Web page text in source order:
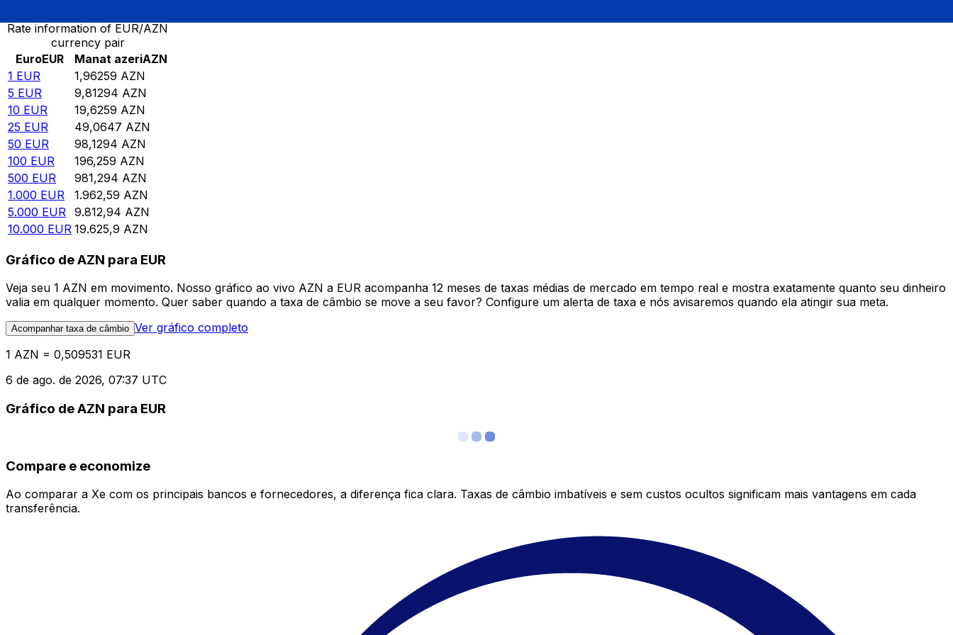
Rate information of EUR/AZN
currency pair
EuroEUR Manat azeriAZN
1 EUR 1,96259 AZN
5 EUR 9,81294 AZN
10 EUR 19,6259 AZN
25 EUR 49,0647 AZN
50 EUR 98,1294 AZN
100 EUR 196,259 AZN
500 EUR 981,294 AZN
1.000 EUR 1.962,59 AZN
5.000 EUR 9.812,94 AZN
10.000 EUR 19.625,9 AZN
Gráfico de AZN para EUR
Veja seu 1 AZN em movimento. Nosso gráfico ao vivo AZN a EUR acompanha 12 meses de taxas médias de mercado em tempo real e mostra exatamente quanto seu dinheiro
valia em qualquer momento. Quer saber quando a taxa de câmbio se move a seu favor? Configure um alerta de taxa e nós avisaremos quando ela atingir sua meta.
Acompanhar taxa de câmbio Ver gráfico completo
1 AZN = 0,509531 EUR
6 de ago. de 2026, 07:37 UTC
Gráfico de AZN para EUR
Compare e economize
Ao comparar a Xe com os principais bancos e fornecedores, a diferença fica clara. Taxas de câmbio imbatíveis e sem custos ocultos significam mais vantagens em cada
transferência.